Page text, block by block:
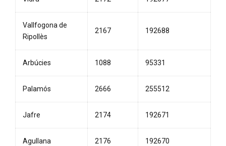
Vallfogona de
Ripollès
2167 192688
Arbúcies 1088 95331
Palamós 2666 255512
Jafre 2174 192671
Agullana 2176 192670